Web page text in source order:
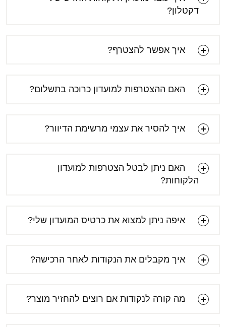
דקטלון?
איך אפשר להצטרף?
האם ההצטרפות למועדון כרוכה בתשלום?
איך להסיר את עצמי מרשימת הדיוור?
האם ניתן לבטל הצטרפות למועדון
הלקוחות?
איפה ניתן למצוא את כרטיס המועדון שלי?
איך מקבלים את הנקודות לאחר הרכישה?
מה קורה לנקודות אם רוצים להחזיר מוצר?